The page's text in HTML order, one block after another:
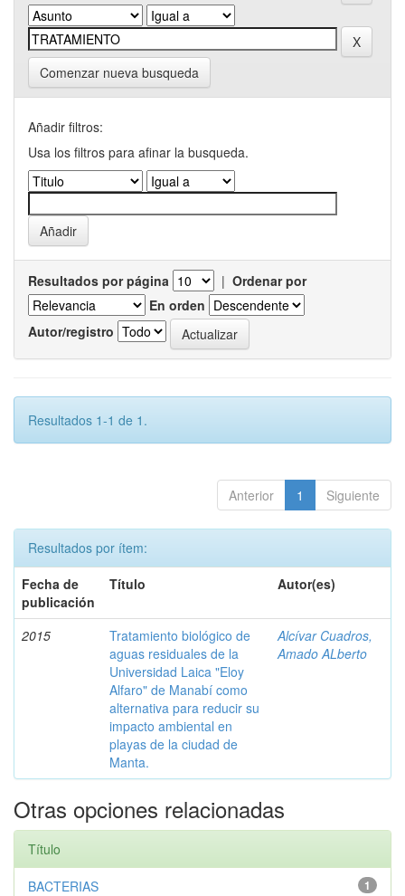
Comenzar nueva busqueda
Añadir filtros:
Usa los filtros para afinar la busqueda.
Resultados por página | Ordenar por
En orden
Autor/registro
Resultados 1-1 de 1.
Anterior 1 Siguiente
Resultados por ítem:
Fecha de
publicación
Título Autor(es)
2015
Tratamiento biológico de
aguas residuales de la
Universidad Laica "Eloy
Alfaro" de Manabí como
alternativa para reducir su
impacto ambiental en
playas de la ciudad de
Manta.
Alcívar Cuadros,
Amado ALberto
Otras opciones relacionadas
Título
1
BACTERIAS